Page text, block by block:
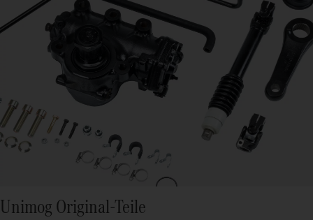
Unimog Original-Teile